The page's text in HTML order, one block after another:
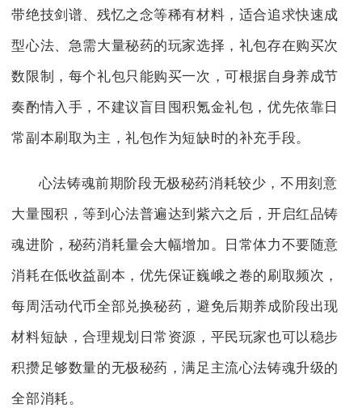
带绝技剑谱、残忆之念等稀有材料，适合追求快速成
型心法、急需大量秘药的玩家选择，礼包存在购买次
数限制，每个礼包只能购买一次，可根据自身养成节
奏酌情入手，不建议盲目囤积氪金礼包，优先依靠日
常副本刷取为主，礼包作为短缺时的补充手段。
心法铸魂前期阶段无极秘药消耗较少，不用刻意
大量囤积，等到心法普遍达到紫六之后，开启红品铸
魂进阶，秘药消耗量会大幅增加。日常体力不要随意
消耗在低收益副本，优先保证巍峨之卷的刷取频次，
每周活动代币全部兑换秘药，避免后期养成阶段出现
材料短缺，合理规划日常资源，平民玩家也可以稳步
积攒足够数量的无极秘药，满足主流心法铸魂升级的
全部消耗。